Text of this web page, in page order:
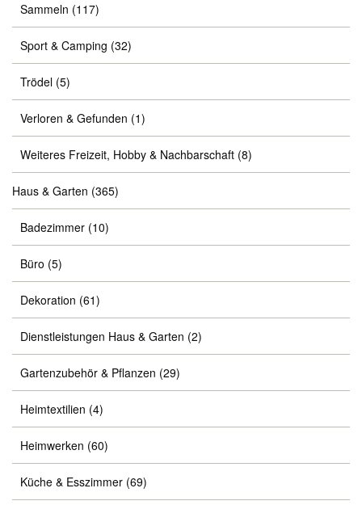
Sammeln (117)
Sport & Camping (32)
Trödel (5)
Verloren & Gefunden (1)
Weiteres Freizeit, Hobby & Nachbarschaft (8)
Haus & Garten (365)
Badezimmer (10)
Büro (5)
Dekoration (61)
Dienstleistungen Haus & Garten (2)
Gartenzubehör & Pflanzen (29)
Heimtextilien (4)
Heimwerken (60)
Küche & Esszimmer (69)